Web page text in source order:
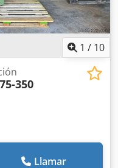
1 / 10
350
Llamar